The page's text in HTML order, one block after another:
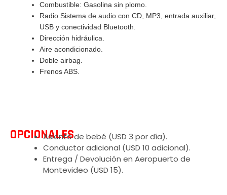
Combustible: Gasolina sin plomo.
Radio Sistema de audio con CD, MP3, entrada auxiliar,
USB y conectividad Bluetooth.
Dirección hidráulica.
Aire acondicionado.
Doble airbag.
Frenos ABS.
OPCIONALESAsiento de bebé (USD 3 por día).
Conductor adicional (USD 10 adicional).
Entrega / Devolución en Aeropuerto de
Montevideo (USD 15).